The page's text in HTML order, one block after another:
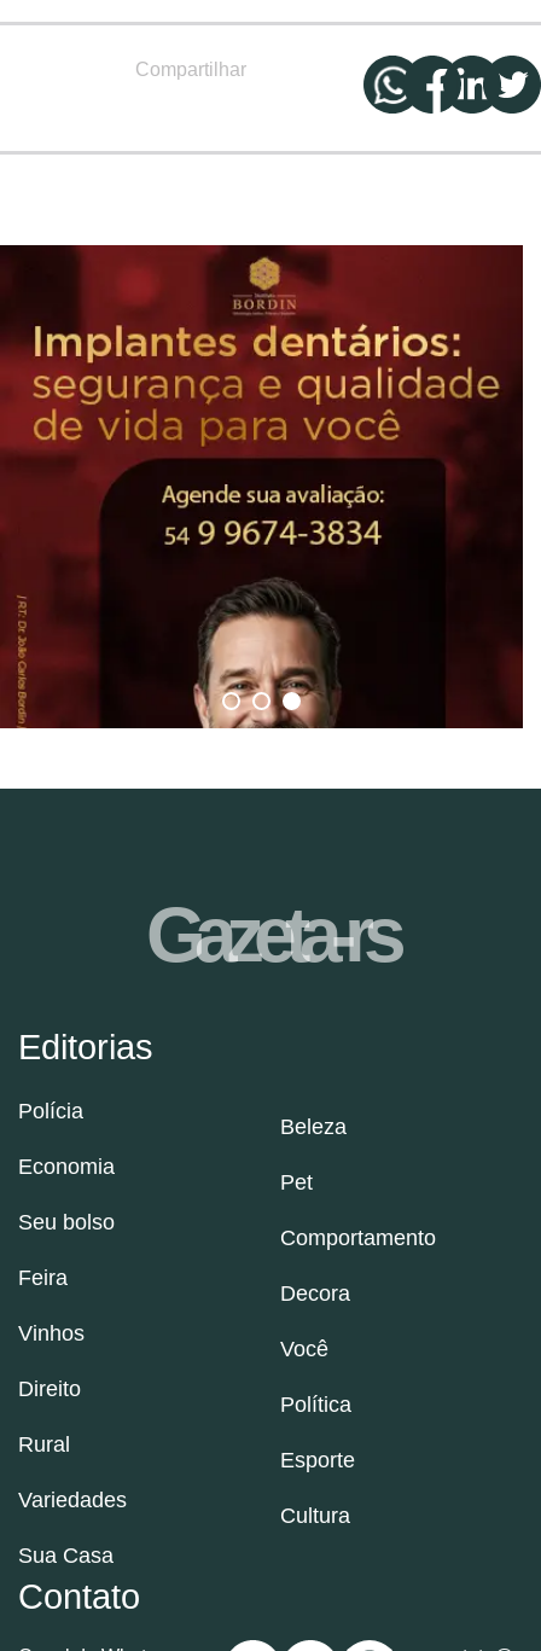
Compartilhar
Editorias
Polícia
Economia
Seu bolso
Feira
Vinhos
Direito
Rural
Variedades
Sua Casa
Beleza
Pet
Comportamento
Decora
Você
Política
Esporte
Cultura
Contato
Gazeta-rs